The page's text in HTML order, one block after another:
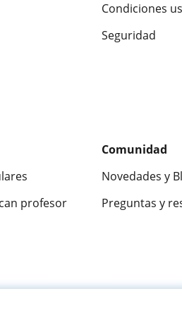
Condiciones
Seguridad
profesor
Comunidad
Novedades y
Preguntas y
★★★★★